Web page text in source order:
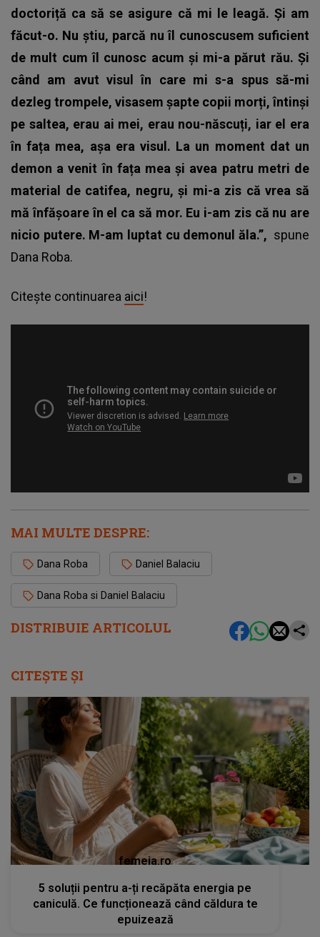
DISTRIBUIE ARTICOLUL
doctoriță ca să se asigure că mi le leagă. Și am
făcut-o. Nu știu, parcă nu îl cunoscusem suficient
de mult cum îl cunosc acum și mi-a părut rău. Și
când am avut visul în care mi s-a spus să-mi
dezleg trompele, visasem șapte copii morți, întinși
pe saltea, erau ai mei, erau nou-născuți, iar el era
în fața mea, așa era visul. La un moment dat un
demon a venit în fața mea și avea patru metri de
material de catifea, negru, și mi-a zis că vrea să
mă înfășoare în el ca să mor. Eu i-am zis că nu are
nicio putere. M-am luptat cu demonul ăla.”, spune
Dana Roba.
Citește continuarea aici!
MAI MULTE DESPRE:
Dana Roba Daniel Balaciu
Dana Roba si Daniel Balaciu
CITEȘTE ȘI
femeia.ro
5 soluții pentru a-ți recăpăta energia pe
caniculă. Ce funcționează când căldura te
epuizează